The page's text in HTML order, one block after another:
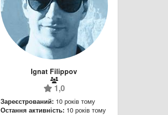
Ignat Filippov
1,0
Зареєстрований: 10 років тому
Остання активність: 10 років тому